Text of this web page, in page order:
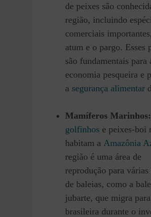
de peixes são
região, incluindo
comerciais
atum e o pargo. Esses
são fundamentais para
economia pesqueira e
a segurança alimentar
Mamíferos Marinhos:
golfinhos e peixes-boi
habitam a Amazônia
região é uma área de
reprodução para várias
de baleias, como a
jubarte, que migra
brasileira durante o